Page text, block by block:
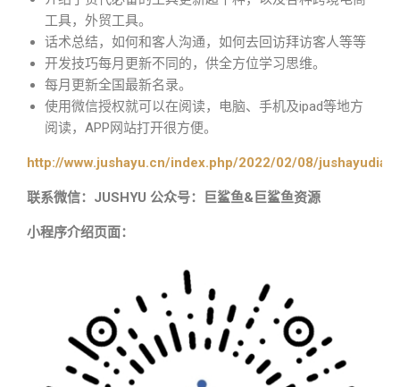
工具，外贸工具。
话术总结，如何和客人沟通，如何去回访拜访客人等等
开发技巧每月更新不同的，供全方位学习思维。
每月更新全国最新名录。
使用微信授权就可以在阅读，电脑、手机及ipad等地方
阅读，APP网站打开很方便。
http://www.jushayu.cn/index.php/2022/02/08/
联系微信：JUSHYU 公众号：巨鲨鱼&巨鲨鱼资源
小程序介绍页面：